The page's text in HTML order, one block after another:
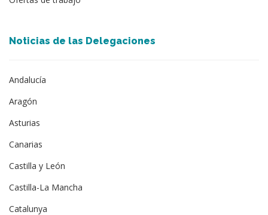
Noticias de las Delegaciones
Andalucía
Aragón
Asturias
Canarias
Castilla y León
Castilla-La Mancha
Catalunya